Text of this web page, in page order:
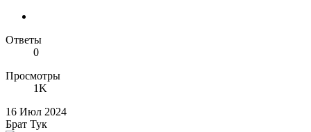
Ответы
0
Просмотры
1K
16 Июл 2024
Брат Тук